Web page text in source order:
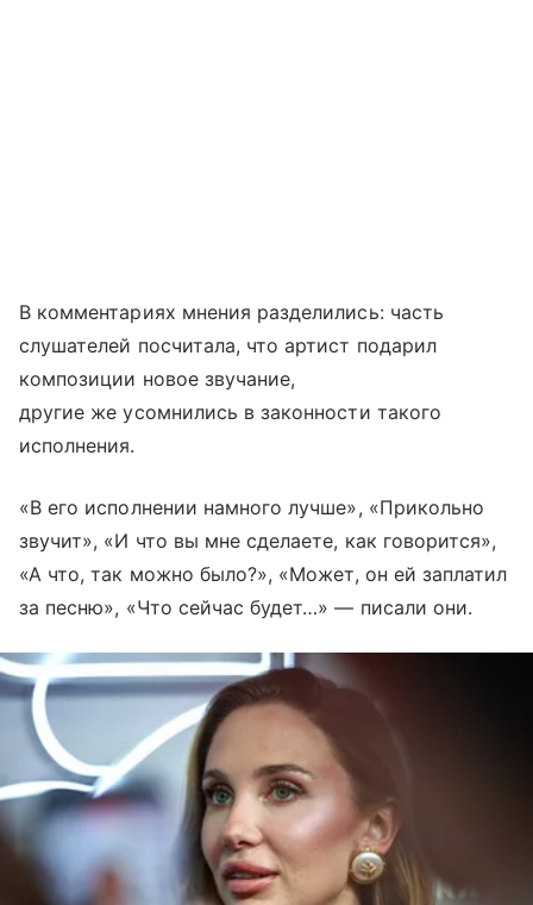
В комментариях мнения разделились: часть
слушателей посчитала, что артист подарил
композиции новое звучание,
другие же усомнились в законности такого
исполнения.
«В его исполнении намного лучше», «Прикольно
звучит», «И что вы мне сделаете, как говорится»,
«А что, так можно было?», «Может, он ей заплатил
за песню», «Что сейчас будет…» — писали они.